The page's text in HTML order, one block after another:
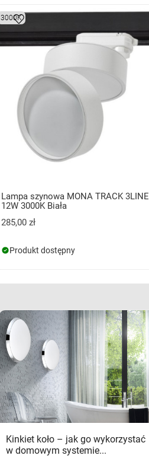
3000K
Lampa szynowa MONA TRACK 3LINE
12W 3000K Biała
285,00 zł
Produkt dostępny
Kinkiet koło – jak go wykorzystać
w domowym systemie...